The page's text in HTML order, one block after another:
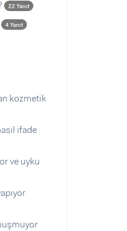
22 Yanıt
4 Yanıt
kozmetik
ifade
ve uyku